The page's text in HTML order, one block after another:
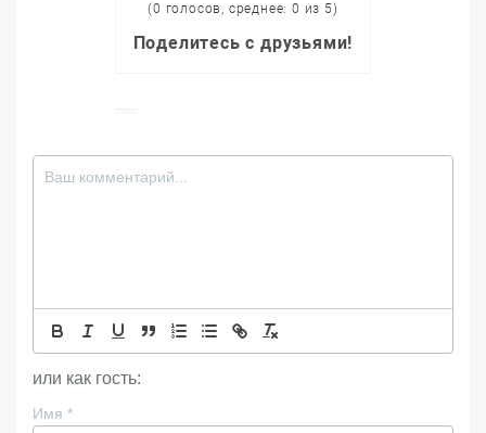
(0 голосов, среднее: 0 из 5)
Поделитесь с друзьями!
или как гость:
Имя *